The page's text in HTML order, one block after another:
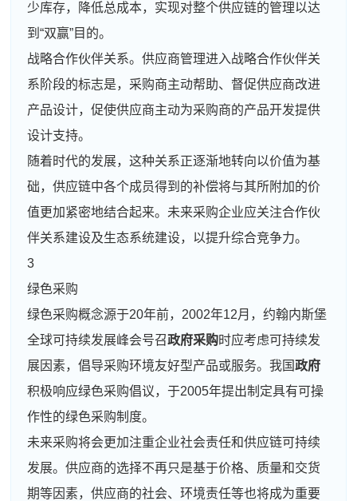
少库存，降低总成本，实现对整个供应链的管理以达
到“双赢”目的。
战略合作伙伴关系。供应商管理进入战略合作伙伴关
系阶段的标志是，采购商主动帮助、督促供应商改进
产品设计，促使供应商主动为采购商的产品开发提供
设计支持。
随着时代的发展，这种关系正逐渐地转向以价值为基
础，供应链中各个成员得到的补偿将与其所附加的价
值更加紧密地结合起来。未来采购企业应关注合作伙
伴关系建设及生态系统建设，以提升综合竞争力。
3
绿色采购
绿色采购概念源于20年前，2002年12月，约翰内斯堡
全球可持续发展峰会号召政府采购时应考虑可持续发
展因素，倡导采购环境友好型产品或服务。我国政府
积极响应绿色采购倡议，于2005年提出制定具有可操
作性的绿色采购制度。
未来采购将会更加注重企业社会责任和供应链可持续
发展。供应商的选择不再只是基于价格、质量和交货
期等因素，供应商的社会、环境责任等也将成为重要